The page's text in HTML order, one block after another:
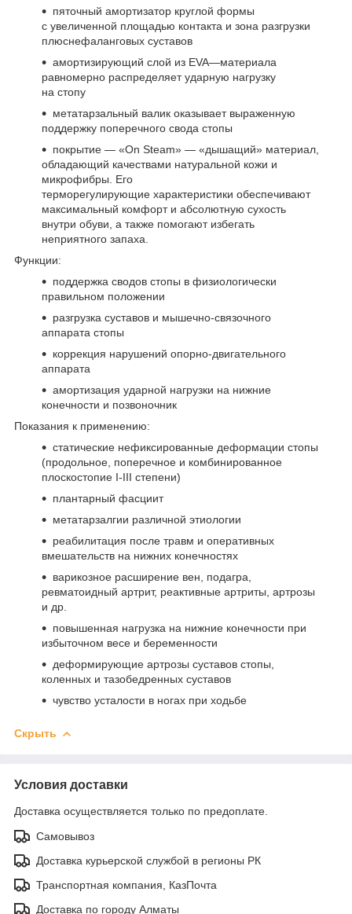
пяточный амортизатор круглой формы
с увеличенной площадью контакта и зона разгрузки
плюснефаланговых суставов
амортизирующий слой из EVA—материала
равномерно распределяет ударную нагрузку
на стопу
метатарзальный валик оказывает выраженную
поддержку поперечного свода стопы
покрытие — «On Steam» — «дышащий» материал,
обладающий качествами натуральной кожи и
микрофибры. Его
терморегулирующие характеристики обеспечивают
максимальный комфорт и абсолютную сухость
внутри обуви, а также помогают избегать
неприятного запаха.
Функции:
поддержка сводов стопы в физиологически
правильном положении
разгрузка суставов и мышечно-связочного
аппарата стопы
коррекция нарушений опорно-двигательного
аппарата
амортизация ударной нагрузки на нижние
конечности и позвоночник
Показания к применению:
статические нефиксированные деформации стопы
(продольное, поперечное и комбинированное
плоскостопие I-III степени)
плантарный фасциит
метатарзалгии различной этиологии
реабилитация после травм и оперативных
вмешательств на нижних конечностях
варикозное расширение вен, подагра,
ревматоидный артрит, реактивные артриты, артрозы
и др.
повышенная нагрузка на нижние конечности при
избыточном весе и беременности
деформирующие артрозы суставов стопы,
коленных и тазобедренных суставов
чувство усталости в ногах при ходьбе
Скрыть
Условия доставки
Доставка осуществляется только по предоплате.
Самовывоз
Доставка курьерской службой в регионы РК
Транспортная компания, КазПочта
Доставка по городу Алматы